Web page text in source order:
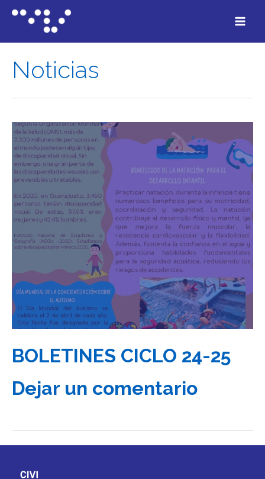
Noticias
BOLETINES CICLO 24-25
Dejar un comentario